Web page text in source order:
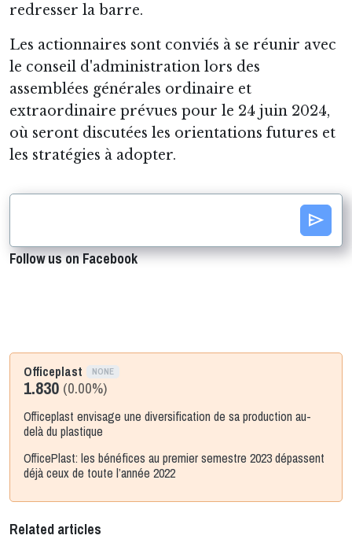
redresser la barre.
Les actionnaires sont conviés à se réunir avec
le conseil d'administration lors des
assemblées générales ordinaire et
extraordinaire prévues pour le 24 juin 2024,
où seront discutées les orientations futures et
les stratégies à adopter.
send
Follow us on Facebook
Officeplast NONE
1.830 (0.00%)
Officeplast envisage une diversification de sa production au-
delà du plastique
OfficePlast: les bénéfices au premier semestre 2023 dépassent
déjà ceux de toute l’année 2022
Related articles